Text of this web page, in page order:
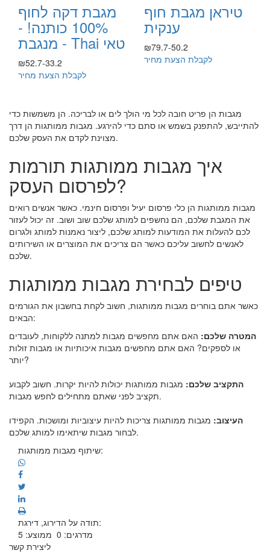
טיראן מגבת חוף
ענקית
₪79.7-50.2
לקבלת הצעת מחיר
מגבת דקה לחוף
100% כותנה! -
מנגבת - Thai טאי
₪52.7-33.2
לקבלת הצעת מחיר
מגבות הן פריט חובה לכל מי הולך לים או לבריכה. הן משמשות כדי
להתייבש, להתפנק בשמש או סתם כדי להירגע. מגבות ממותגות הן דרך
מצוינת לקדם את העסק שלכם.
איך מגבות ממותגות תורמות
לפרסום העסק?
מגבות ממותגות הן כלי פרסום יעיל ופרסום חינמי. כאשר אנשים רואים
את המגבת שלכם, הם נחשפים למותג שלכם שוב ושוב. זה יכול לעזור
לכם להעלות את המודעות למותג שלכם, ליצור נאמנות למותג ולגרום
לאנשים לחשוב עליכם כאשר הם צריכים את המוצרים או השירותים
שלכם.
טיפים לבחירת מגבות ממותגות
כאשר אתם בוחרים מגבות ממותגות, חשוב לקחת בחשבון את הגורמים
הבאים:
המטרה שלכם: האם אתם מחפשים מגבות למתנה ללקוחות, לעובדים
או לספקים? האם אתם מחפשים מגבות איכותיות או מגבות זולות
יותר?
התקציב שלכם: מגבות ממותגות יכולות להיות יקרות. חשוב לקבוע
תקציב לפני שאתם מתחילים לחפש מגבות.
העיצוב: מגבות ממותגות צריכות להיות עיצוביות ומושכות. הקפידו
לבחור מגבות שיתאימו למותג שלכם.
שיתוף מגבות ממותגות:
תודה על הדירוג, דירגת:
מדרגים: 0 ממוצע: 5
ליצירת קשר